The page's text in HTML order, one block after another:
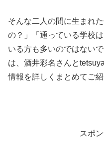
そんな二人の間に生まれ
の？」「通っている学校
いる方も多いのではない
は、酒井彩名さんと
情報を詳しくまとめてご紹
スポ